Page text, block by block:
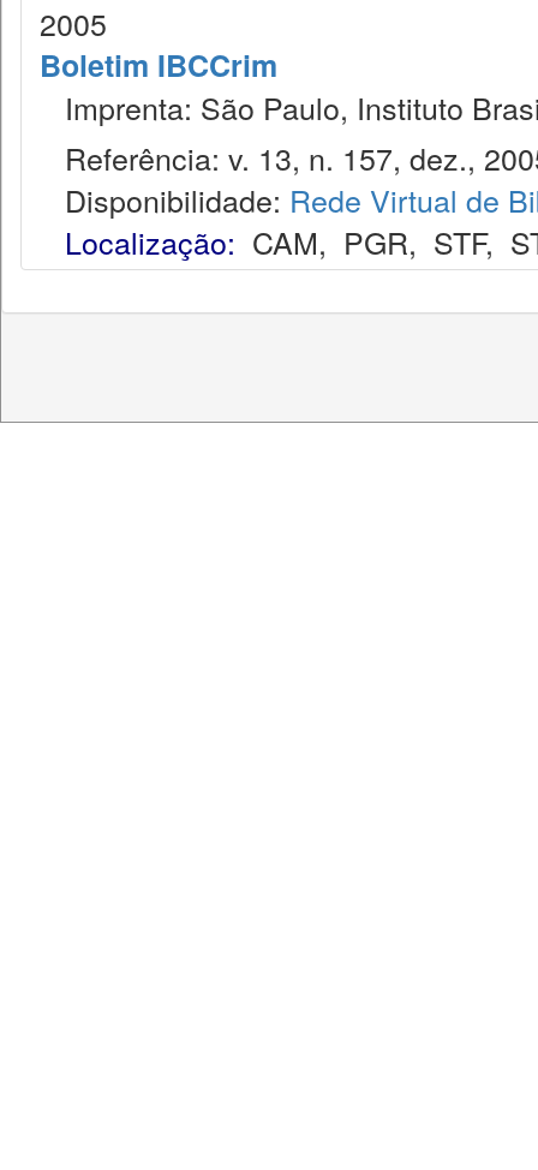
2005
Boletim IBCCrim
Imprenta: São Paulo, Instituto
Referência: v. 13, n. 157, dez.,
Disponibilidade: Rede Virtual de
Localização: CAM, PGR, STF,